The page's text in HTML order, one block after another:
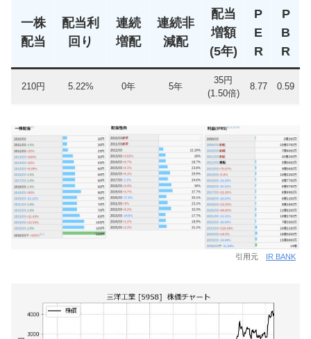
一株
配当
配当利
回り
連続
増配
連続非
減配
配当
増額
(5年)
P
E
R
P
B
R
210円 5.22% 0年 5年
35円
(1.50倍)
8.77 0.59
引用元 IR BANK